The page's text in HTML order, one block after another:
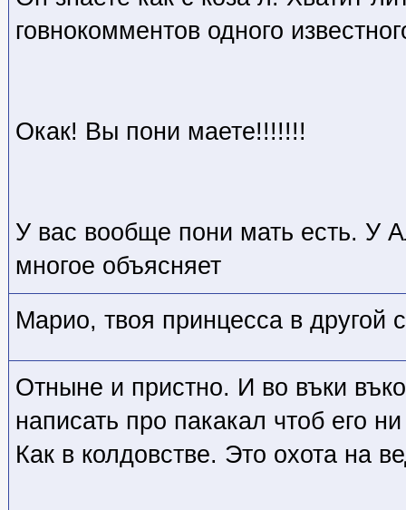
говнокомментов одного
Окак! Вы пони маете!!!!!!!
У вас вообще пони мать есть. У
многое объясняет
Марио, твоя принцесса в другой
Отныне и пристно. И во въки
написать про пакакал чтоб его
Как в колдовстве. Это охота на